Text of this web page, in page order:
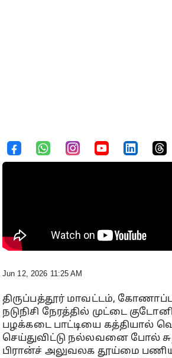
Jun 12, 2026 11:25 AM
திருப்பத்தூர் மாவட்டம்,
நடுநிசி நேரத்தில் முட்டை
பழக்கடை பாட்டியை கத்தியால்
செய்துவிட்டு நல்லவனை போல்
பிரான்ச் அலுவலக தூய்மை